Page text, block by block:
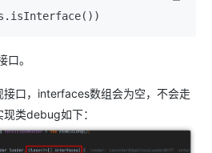
。
接口，interfaces数组会为空，不会走
类debug如下：